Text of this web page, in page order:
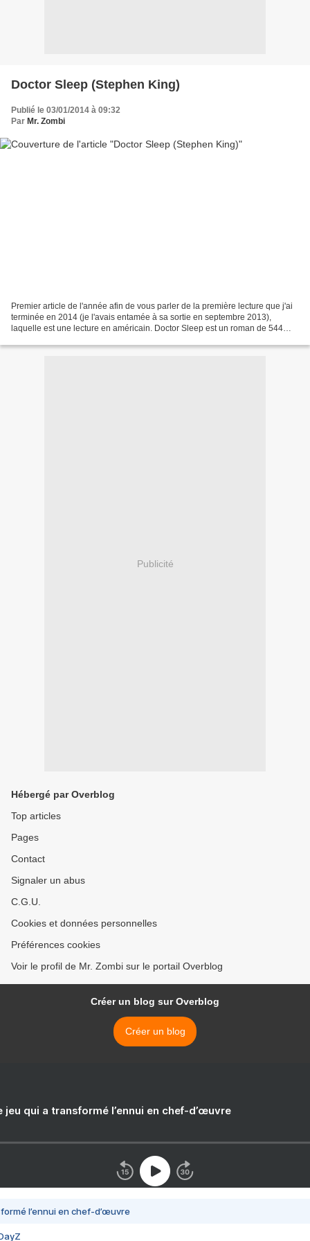
Doctor Sleep (Stephen King)
Publié le 03/01/2014 à 09:32
Par Mr. Zombi
Premier article de l'année afin de vous parler de la première lecture que j'ai
terminée en 2014 (je l'avais entamée à sa sortie en septembre 2013),
laquelle est une lecture en américain. Doctor Sleep est un roman de 544
Publicité
Hébergé par Overblog
Top articles
Pages
Contact
Signaler un abus
C.G.U.
Cookies et données personnelles
Préférences cookies
Voir le profil de Mr. Zombi sur le portail Overblog
Créer un blog sur Overblog
Créer un blog
jeu qui a transformé l’ennui en chef-d’œuvre
l’ennui en chef-d’œuvre